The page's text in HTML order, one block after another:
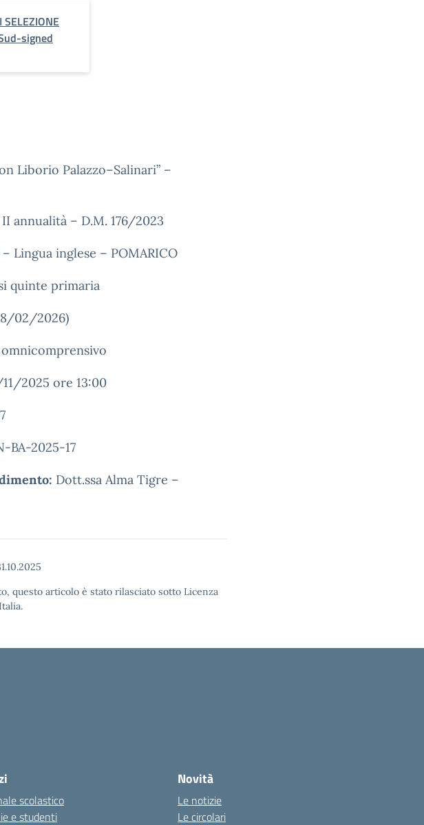
signed
Liborio Palazzo–Salinari” –
annualità – D.M. 176/2023
– Lingua inglese – POMARICO
quinte primaria
02/2026)
2025 ore 13:00
BA-2025-17
Dott.ssa Alma Tigre –
questo articolo è stato rilasciato sotto Licenza
scolastico
e studenti
Novità
Le notizie
Le circolari